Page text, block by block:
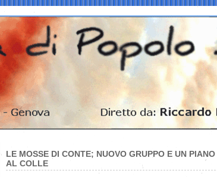
LE MOSSE DI CONTE; NUOVO GRUPPO E UN
AL COLLE